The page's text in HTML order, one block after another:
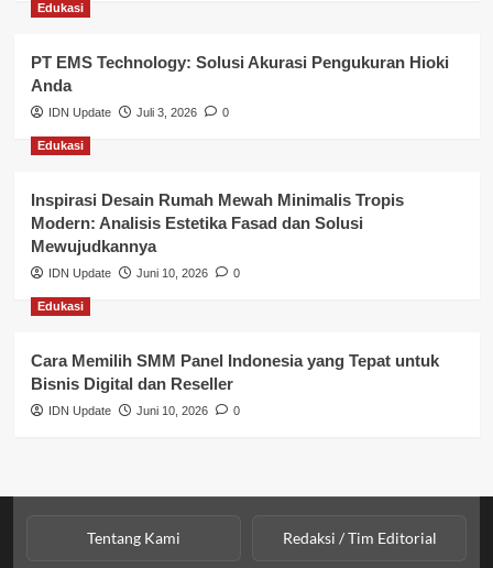
Pemerintahan
Pendidikan
Perbankan & Keuangan
Perpajakan & Keuangan
Profil Wilayah Banyuasin
Sosial & Budaya
Sosial & Kesejahteraan
Edukasi
PT EMS Technology: Solusi Akurasi Pengukuran Hioki
Anda
IDN Update Juli 3, 2026 0
Edukasi
Inspirasi Desain Rumah Mewah Minimalis Tropis
Modern: Analisis Estetika Fasad dan Solusi
Mewujudkannya
IDN Update Juni 10, 2026 0
Edukasi
Cara Memilih SMM Panel Indonesia yang Tepat untuk
Bisnis Digital dan Reseller
IDN Update Juni 10, 2026 0
Tentang Kami Redaksi / Tim Editorial